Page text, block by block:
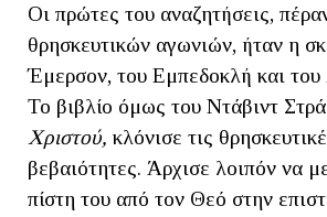
Οι πρώτες του αναζητήσεις,
θρησκευτικών αγωνιών, ήταν η
Έμερσον, του Εμπεδοκλή και του
Το βιβλίο όμως του Ντάβιντ
Χριστού, κλόνισε τις
βεβαιότητες. Άρχισε λοιπόν να
πίστη του από τον Θεό στην